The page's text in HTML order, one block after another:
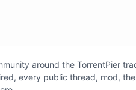
around the TorrentPier
every public thread, mod,